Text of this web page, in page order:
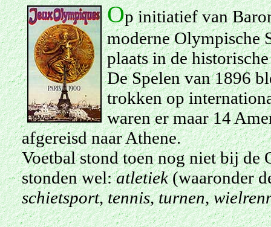
Op initiatief van
moderne Olympische
plaats in de
De Spelen van 1896
trokken op
waren er maar 14
afgereisd naar Athene.
Voetbal stond toen nog niet bij de
stonden wel:atletiek(waaronder
schietsport, tennis, turnen,